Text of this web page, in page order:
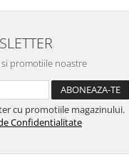
promotiile noastre
cu promotiile magazinului.
Confidentialitate